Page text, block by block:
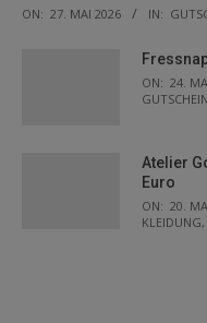
ON: 27. MAI 2026 IN:
ON: 24.
Atelier
Euro
ON: 20.
KLEIDUNG,